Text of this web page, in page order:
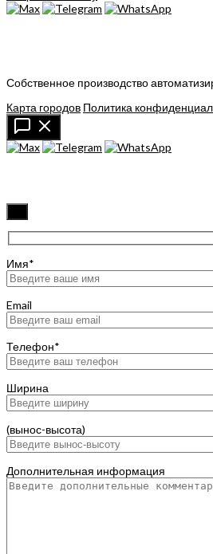
Собственное производство
Карта городов Политика
Имя*
Email
Телефон*
Ширина
(вынос-высота)
Дополнительная информация